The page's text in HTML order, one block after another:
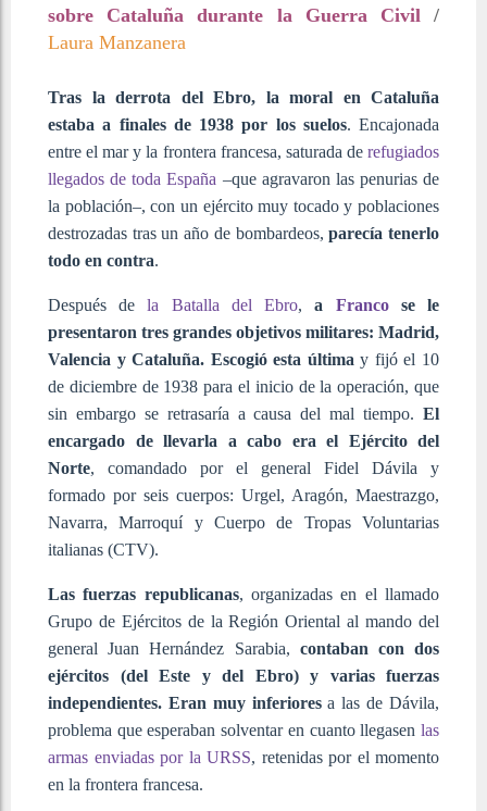
sobre Cataluña durante la Guerra Civil /
Laura Manzanera
Tras la derrota del Ebro, la moral en Cataluña
estaba a finales de 1938 por los suelos. Encajonada
entre el mar y la frontera francesa, saturada derefugiados
llegados de toda España –que agravaron las penurias de
la población–, con un ejército muy tocado y poblaciones
destrozadas tras un año de bombardeos,parecía tenerlo
todo en contra.
Después de la Batalla del Ebro,a Franco se le
presentaron tres grandes objetivos militares: Madrid,
Valencia y Cataluña. Escogió esta última y fijó el 10
de diciembre de 1938 para el inicio de la operación, que
sin embargo se retrasaría a causa del mal tiempo. El
encargado de llevarla a cabo era el Ejército del
Norte, comandado por el general Fidel Dávila y
formado por seis cuerpos: Urgel, Aragón, Maestrazgo,
Navarra, Marroquí y Cuerpo de Tropas Voluntarias
italianas (CTV).
Las fuerzas republicanas, organizadas en el llamado
Grupo de Ejércitos de la Región Oriental al mando del
general Juan Hernández Sarabia, contaban con dos
ejércitos (del Este y del Ebro) y varias fuerzas
independientes. Eran muy inferioresa las de Dávila,
problema que esperaban solventar en cuanto llegasen las
armas enviadas por la URSS, retenidas por el momento
en la frontera francesa.